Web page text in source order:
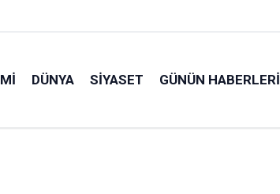
DÜNYA SIYASET GÜNÜN HABERLERI